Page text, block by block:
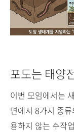
포도는 태양
이번 모임에서는
면에서 8가지 종
용하지 않는 수작